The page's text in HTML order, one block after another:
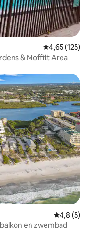
Gemiddelde
4,65 (125)
& Moffitt Area
4,8 (5)
en zwembad